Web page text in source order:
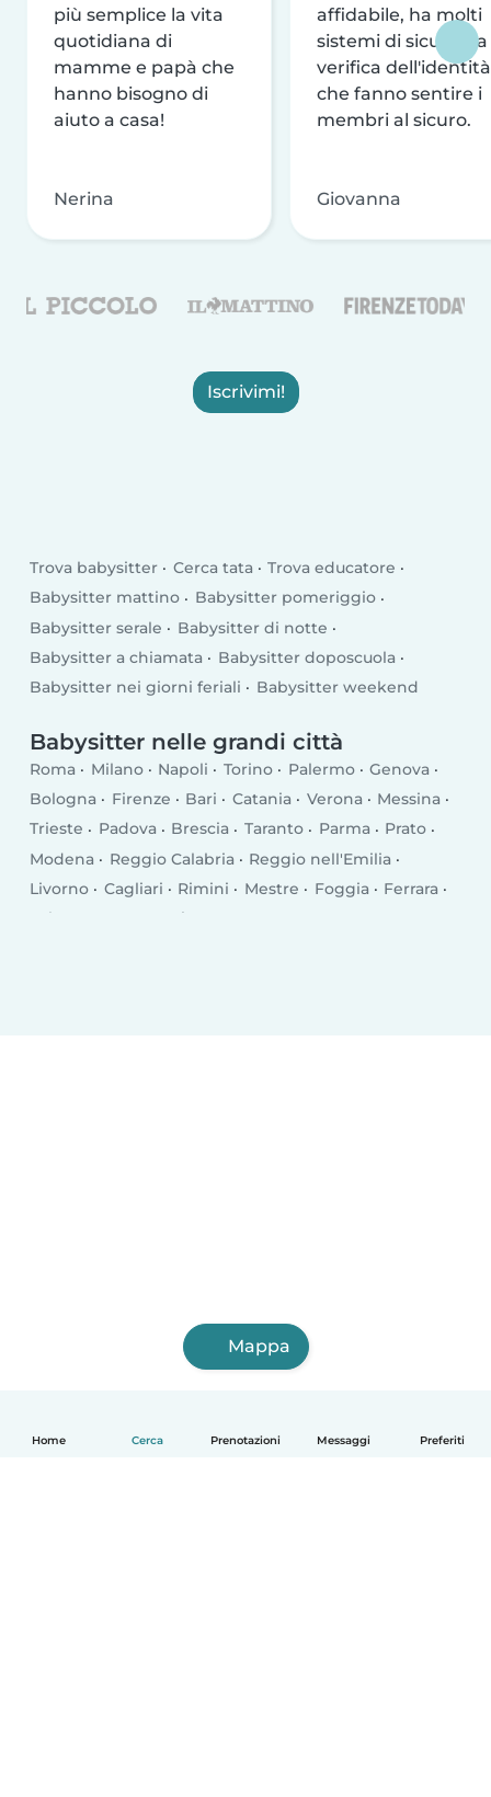
Home Cerca Prenotazioni Messaggi Preferiti
più semplice la vita
quotidiana di
mamme e papà che
hanno bisogno di
aiuto a casa!
Nerina
affidabile, ha molti
sistemi di sicurezza
verifica dell'identità
che fanno sentire i
membri al sicuro.
Giovanna
Iscrivimi!
Trova babysitter Cerca tata
Trova educatore
Babysitter mattino
Babysitter pomeriggio
Babysitter serale
Babysitter di notte
Babysitter a chiamata
Babysitter doposcuola
Babysitter nei giorni feriali
Babysitter weekend
Babysitter nelle grandi città
Roma Milano Napoli Torino Palermo
Genova
Bologna
Firenze Bari Catania Verona
Messina
Trieste
Padova Brescia Taranto Parma
Prato
Modena
Reggio Calabria
Reggio nell'Emilia
Livorno
Cagliari Rimini Mestre Foggia
Ferrara
Salerno
Siracusa
Mappa